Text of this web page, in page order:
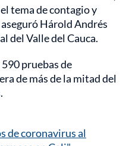
tema de contagio y
Hárold Andrés
del Valle del Cauca.
pruebas de
de más de la mitad del
de coronavirus al